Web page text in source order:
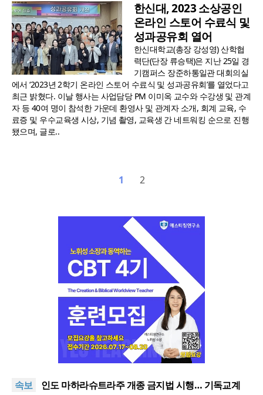
한신대, 2023 소상공인
온라인 스토어 수료식 및
성과공유회 열어
한신대학교(총장 강성영) 산학협
력단(단장 류승택)은 지난 25일 경
기캠퍼스 장준하통일관 대회의실
에서 ‘2023년 2학기 온라인 스토어 수료식 및 성과공유회’를 열었다고
최근 밝혔다. 이날 행사는 사업담당 PM 이미옥 교수와 수강생 및 관계
자 등 40여 명이 참석한 가운데 환영사 및 관계자 소개, 회계 교육, 수
료증 및 우수교육생 시상, 기념 촬영, 교육생 간 네트워킹 순으로 진행
됐으며, 글로..
1 2
속보
[최원호 목사의 영혼의 양식 63] 말씀은 같은데 왜 열
매는 다를까?
美 이민구금센터에 억류됐던 한인 목회자 석방돼
우크라 선교사 3부자의 헌신 “미사일 속에서도 복음
인도 마하라슈트라주 개종 금지법 시행… 기독교계